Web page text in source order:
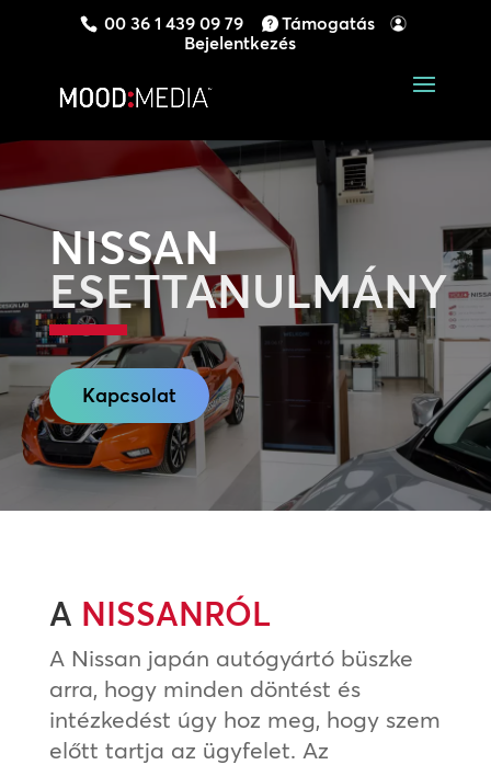
00 36 1 439 09 79
Támogatás
Bejelentkezés
NISSAN
ESETTANULMÁNY
Kapcsolat
A NISSANRÓL
A Nissan japán autógyártó büszke
arra, hogy minden döntést és
intézkedést úgy hoz meg, hogy szem
előtt tartja az ügyfelet. Az